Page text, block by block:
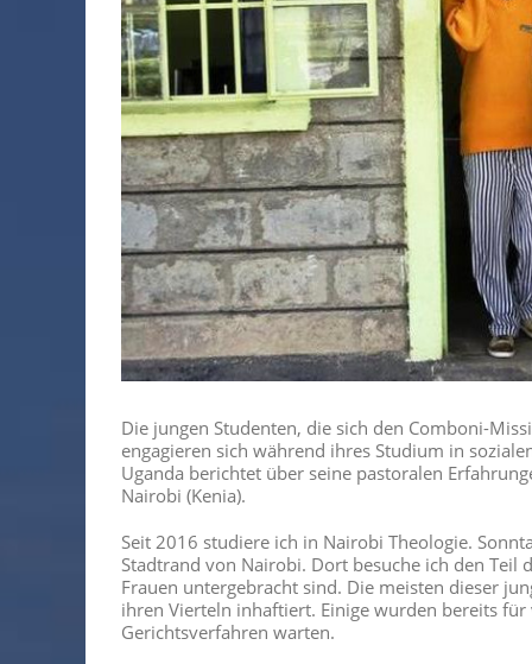
Die jungen Studenten, die sich den Comboni-
engagieren sich während ihres Studium in
Uganda berichtet über seine pastoralen
Nairobi (Kenia).
Seit 2016 studiere ich in Nairobi Theologie.
Stadtrand von Nairobi. Dort besuche ich den Teil
Frauen untergebracht sind. Die meisten dieser
ihren Vierteln inhaftiert. Einige wurden bereits
Gerichtsverfahren warten.